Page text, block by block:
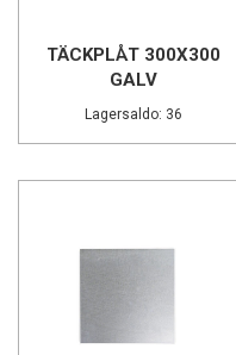
TÄCKPLÅT 300X300
GALV
Lagersaldo: 36